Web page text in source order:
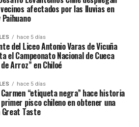
vecinos afectados por las lluvias en
hace 5 días
del Liceo Antonio Varas de Vicuña
el Campeonato Nacional de Cueca
Arroz” en Chiloé
hace 5 días
“etiqueta negra” hace historia
pisco chileno en obtener una
Taste